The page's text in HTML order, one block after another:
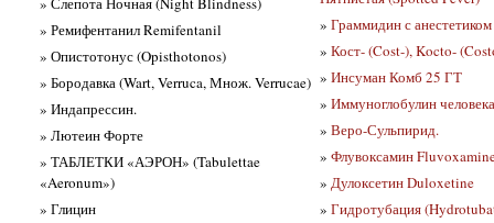
» Ремифентанил Remifentanil
» Опистотонус (Opisthotonos)
» Бородавка (Wart, Verruca, Множ. Verrucae)
» Индапрессин.
» Лютеин Форте
» ТАБЛЕТКИ «АЭРОН» (Tabulettae
«Aeronum»)
» Глицин
» Граммидин с анестетиком
» Кост- (Cost-), Kocto-
» Инсуман Комб 25 ГТ
» Иммуноглобулин
» Веро-Сульпирид.
» Флувоксамин
» Дулоксетин Duloxetine
» Гидротубация